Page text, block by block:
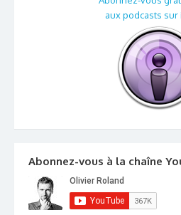
aux podcasts sur
Abonnez-vous à la chaîne